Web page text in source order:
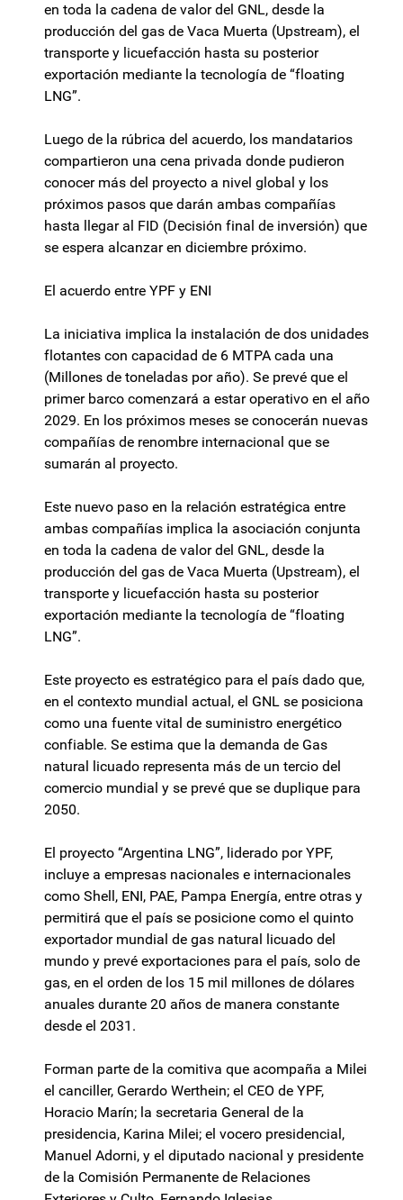
en toda la cadena de valor del GNL, desde la
producción del gas de Vaca Muerta (Upstream), el
transporte y licuefacción hasta su posterior
exportación mediante la tecnología de “floating
LNG”.
Luego de la rúbrica del acuerdo, los mandatarios
compartieron una cena privada donde pudieron
conocer más del proyecto a nivel global y los
próximos pasos que darán ambas compañías
hasta llegar al FID (Decisión final de inversión) que
se espera alcanzar en diciembre próximo.
El acuerdo entre YPF y ENI
La iniciativa implica la instalación de dos unidades
flotantes con capacidad de 6 MTPA cada una
(Millones de toneladas por año). Se prevé que el
primer barco comenzará a estar operativo en el año
2029. En los próximos meses se conocerán nuevas
compañías de renombre internacional que se
sumarán al proyecto.
Este nuevo paso en la relación estratégica entre
ambas compañías implica la asociación conjunta
en toda la cadena de valor del GNL, desde la
producción del gas de Vaca Muerta (Upstream), el
transporte y licuefacción hasta su posterior
exportación mediante la tecnología de “floating
LNG”.
Este proyecto es estratégico para el país dado que,
en el contexto mundial actual, el GNL se posiciona
como una fuente vital de suministro energético
confiable. Se estima que la demanda de Gas
natural licuado representa más de un tercio del
comercio mundial y se prevé que se duplique para
2050.
El proyecto “Argentina LNG”, liderado por YPF,
incluye a empresas nacionales e internacionales
como Shell, ENI, PAE, Pampa Energía, entre otras y
permitirá que el país se posicione como el quinto
exportador mundial de gas natural licuado del
mundo y prevé exportaciones para el país, solo de
gas, en el orden de los 15 mil millones de dólares
anuales durante 20 años de manera constante
desde el 2031.
Forman parte de la comitiva que acompaña a Milei
el canciller, Gerardo Werthein; el CEO de YPF,
Horacio Marín; la secretaria General de la
presidencia, Karina Milei; el vocero presidencial,
Manuel Adorni, y el diputado nacional y presidente
de la Comisión Permanente de Relaciones